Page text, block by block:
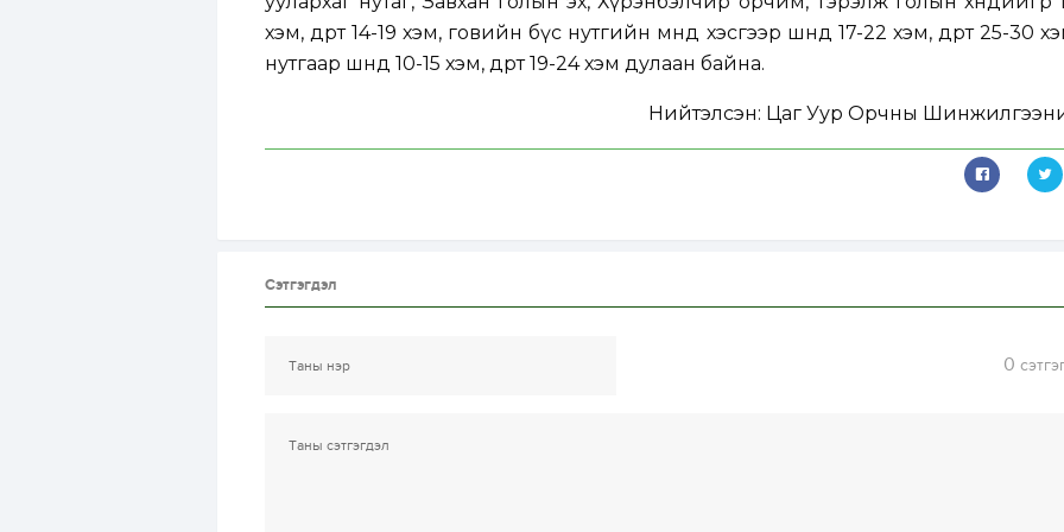
хэм, өдөртөө 14-19 хэм, говийн бүс нутгийн өмнөд хэсгээр шөнөдөө 17-22 хэм, өдөртөө 25-30
нутгаар шөнөдөө 10-15 хэм, өдөртөө 19-24 хэм дулаан байна.
Нийтэлсэн: Цаг Уур Орчны
Сэтгэгдэл
0